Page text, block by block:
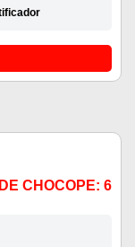
CHOCOPE: 6